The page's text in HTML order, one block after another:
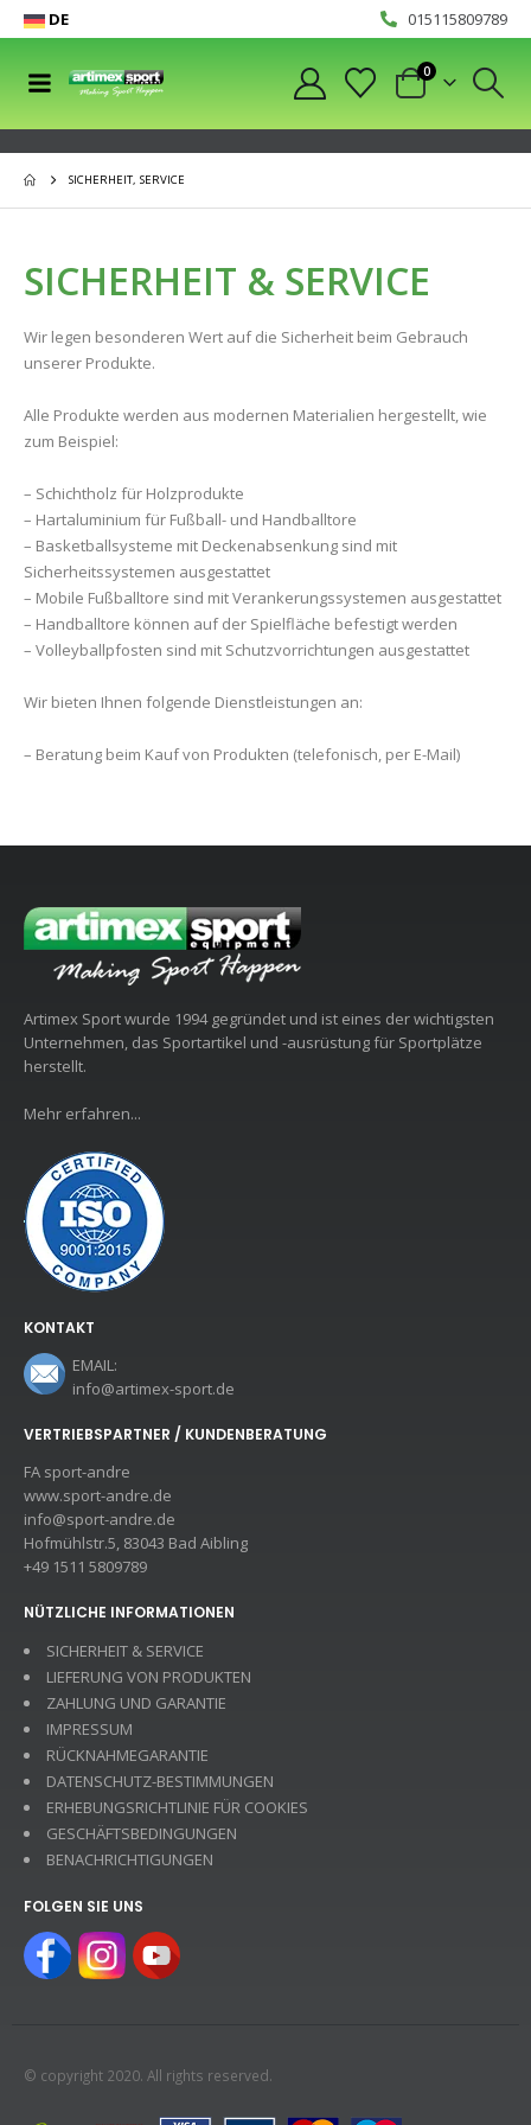
DE 015115809789
0
SICHERHEIT, SERVICE
SICHERHEIT & SERVICE
Wir legen besonderen Wert auf die Sicherheit beim Gebrauch
unserer Produkte.
Alle Produkte werden aus modernen Materialien hergestellt, wie
zum Beispiel:
– Schichtholz für Holzprodukte
– Hartaluminium für Fußball- und Handballtore
– Basketballsysteme mit Deckenabsenkung sind mit
Sicherheitssystemen ausgestattet
– Mobile Fußballtore sind mit Verankerungssystemen ausgestattet
– Handballtore können auf der Spielfläche befestigt werden
– Volleyballpfosten sind mit Schutzvorrichtungen ausgestattet
Wir bieten Ihnen folgende Dienstleistungen an:
– Beratung beim Kauf von Produkten (telefonisch, per E-Mail)
Artimex Sport wurde 1994 gegründet und ist eines der wichtigsten
Unternehmen, das Sportartikel und -ausrüstung für Sportplätze
herstellt.
Mehr erfahren...
KONTAKT
EMAIL:
info@artimex-sport.de
VERTRIEBSPARTNER / KUNDENBERATUNG
FA sport-andre
www.sport-andre.de
info@sport-andre.de
Hofmühlstr.5, 83043 Bad Aibling
+49 1511 5809789
NÜTZLICHE INFORMATIONEN
SICHERHEIT & SERVICE
LIEFERUNG VON PRODUKTEN
ZAHLUNG UND GARANTIE
IMPRESSUM
RÜCKNAHMEGARANTIE
DATENSCHUTZ-BESTIMMUNGEN
ERHEBUNGSRICHTLINIE FÜR COOKIES
GESCHÄFTSBEDINGUNGEN
BENACHRICHTIGUNGEN
FOLGEN SIE UNS
© copyright 2020. All rights reserved.